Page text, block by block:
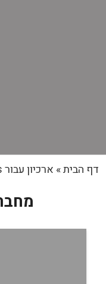
דף הבית» ארכיון עבור hotsprings